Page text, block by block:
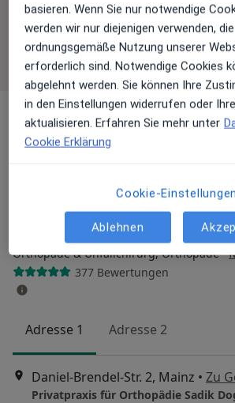
Diese Ärzte und Heilberufler
außerhalb von Büdesheim, Bingen
Rheinland-Pfalz in Gebieten nahe
Sadik Dogan
Orthopäde & Unfallchirurg, Orthopäde·
377 Bewertungen
Adresse 1 Adresse 2
Daniel-Brendel-Str. 2, Mainz • Zu
basieren. Wenn Sie nur notwendige
werden wir nur diejenigen verwenden,
ordnungsgemäße Nutzung unserer
erforderlich sind. Notwendige Cookies
abgelehnt werden. Sie können Ihre
in den Einstellungen widerrufen oder
aktualisieren. Erfahren Sie mehr unter
Cookie Erklärung
Cookie-Einstellungen
Ablehnen